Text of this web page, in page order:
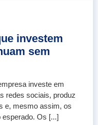
investem
sem
investe em
redes sociais, produz
e, mesmo assim, os
Os [...]